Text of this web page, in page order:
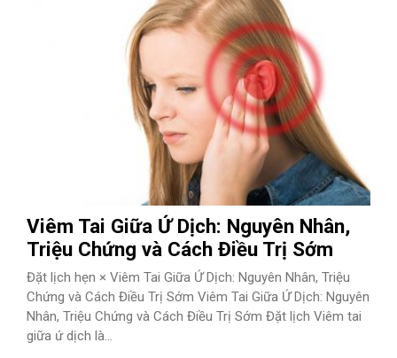
Viêm Tai Giữa Ứ Dịch: Nguyên Nhân,
Triệu Chứng và Cách Điều Trị Sớm
Đặt lịch hẹn × Viêm Tai Giữa Ứ Dịch: Nguyên Nhân, Triệu
Chứng và Cách Điều Trị Sớm Viêm Tai Giữa Ứ Dịch: Nguyên
Nhân, Triệu Chứng và Cách Điều Trị Sớm Đặt lịch Viêm tai
giữa ứ dịch là...